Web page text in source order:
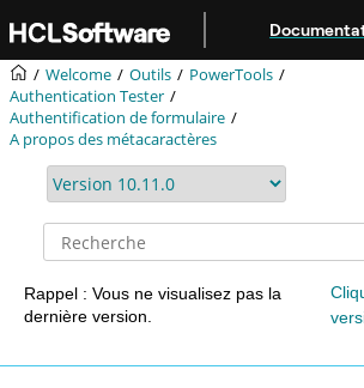
Aller au contenu principal
Welcome Outils
PowerTools
Authentication Tester
Authentification de formulaire
A propos des métacaractères
Rappel : Vous ne visualisez pas la
dernière version.